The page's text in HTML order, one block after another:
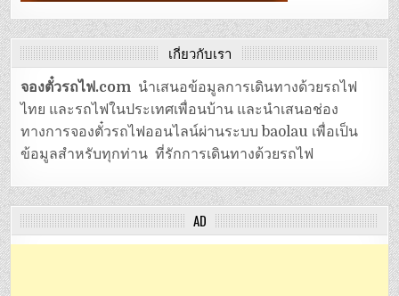
เกี่ยวกับเรา
จองตั๋วรถไฟ.com นำเสนอข้อมูลการเดินทางด้วยรถไฟ
ไทย และรถไฟในประเทศเพื่อนบ้าน และนำเสนอช่อง
ทางการจองตั๋วรถไฟออนไลน์ผ่านระบบ baolau เพื่อเป็น
ข้อมูลสำหรับทุกท่าน ที่รักการเดินทางด้วยรถไฟ
AD